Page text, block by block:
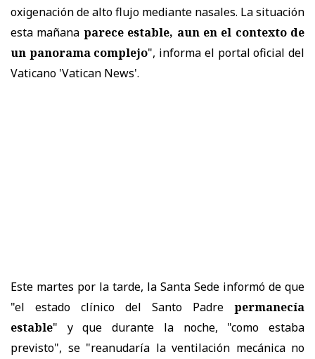
oxigenación de alto flujo mediante nasales. La situación
esta mañana parece estable, aun en el contexto de
un panorama complejo", informa el portal oficial del
Vaticano 'Vatican News'.
Este martes por la tarde, la Santa Sede informó de que
"el estado clínico del Santo Padre permanecía
estable" y que durante la noche, "como estaba
previsto", se "reanudaría la ventilación mecánica no